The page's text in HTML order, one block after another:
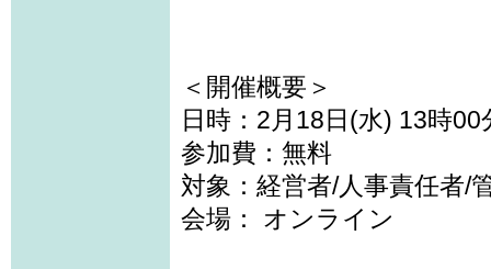
＜開催概要＞
日時：2月18日(水) 13時00
参加費：無料
対象：経営者/人事責任者/
会場： オンライン